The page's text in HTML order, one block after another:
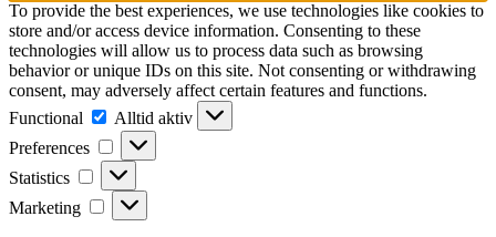
To provide the best experiences, we use technologies like cookies to
store and/or access device information. Consenting to these
technologies will allow us to process data such as browsing
behavior or unique IDs on this site. Not consenting or withdrawing
consent, may adversely affect certain features and functions.
Functional
Functional
Alltid aktiv
Preferences
Preferences
Statistics Statistics
Marketing Marketing